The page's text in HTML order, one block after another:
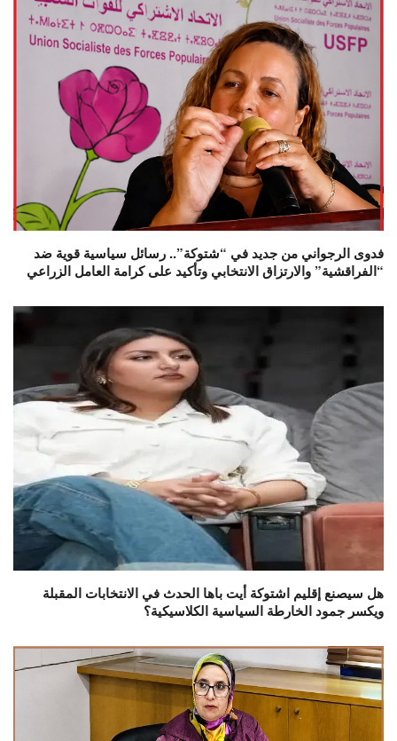
فدوى الرجواني من جديد في “شتوكة”.. رسائل سياسية قوية ضد
“الفراقشية” والارتزاق الانتخابي وتأكيد على كرامة العامل الزراعي
هل سيصنع إقليم اشتوكة أيت باها الحدث في الانتخابات المقبلة
ويكسر جمود الخارطة السياسية الكلاسيكية؟